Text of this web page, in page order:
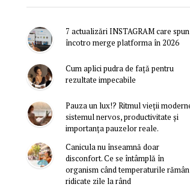
7 actualizări INSTAGRAM care spun
încotro merge platforma în 2026
Cum aplici pudra de față pentru
rezultate impecabile
Pauza un lux!? Ritmul vieții
sistemul nervos, productivitate și
importanța pauzelor reale.
Canicula nu înseamnă doar
disconfort. Ce se întâmplă în
organism când temperaturile rămân
ridicate zile la rând